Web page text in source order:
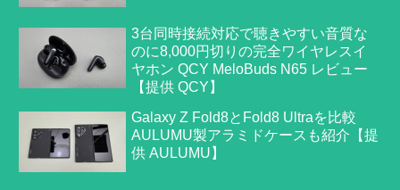
3台同時接続対応で聴きやすい音質な
のに8,000円切りの完全ワイヤレスイ
ヤホン QCY MeloBuds N65 レビュー
【提供 QCY】
Galaxy Z Fold8とFold8 Ultraを比較
AULUMU製アラミドケースも紹介【提
供 AULUMU】